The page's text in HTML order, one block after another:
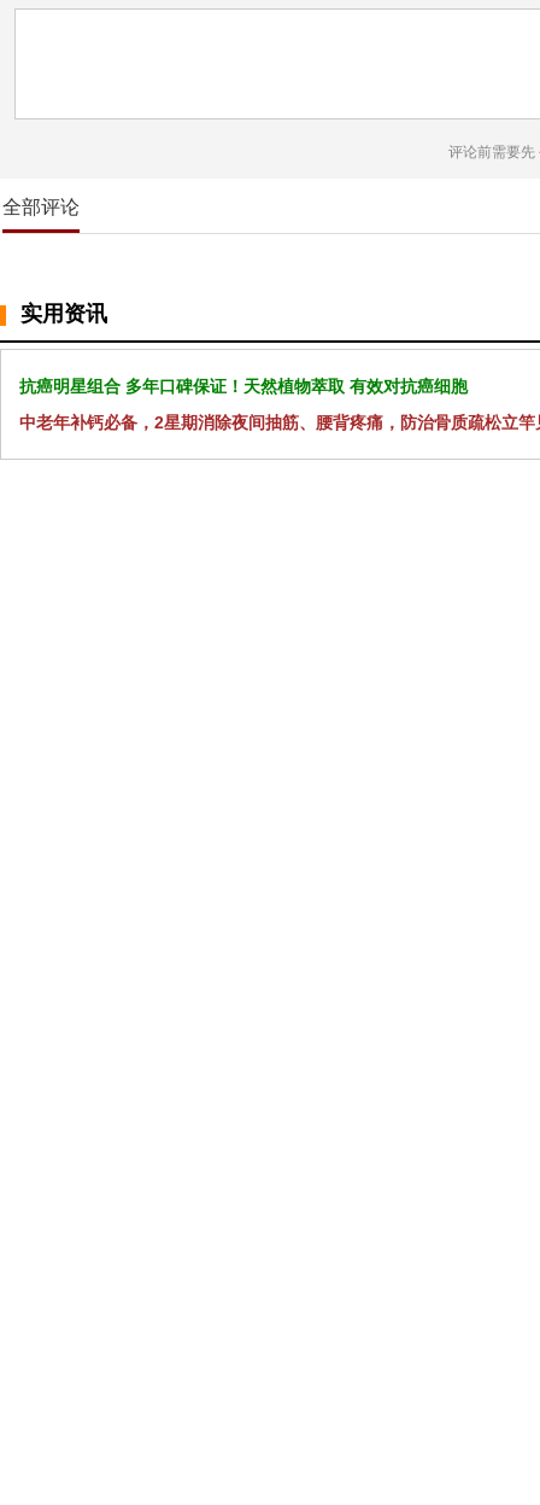
评论前需要先
全部评论
实用资讯
抗癌明星组合 多年口碑保证！天然植物萃取 有效对抗癌细胞
中老年补钙必备，2星期消除夜间抽筋、腰背疼痛，防治骨质疏松立竿